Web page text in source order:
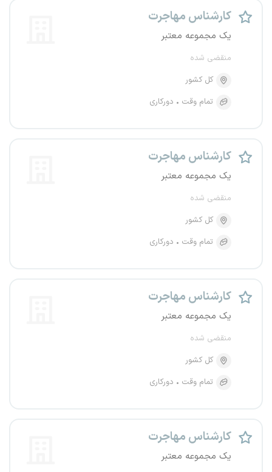
کارشناس مهاجرت
یک مجموعه معتبر
منقضی شده
کل کشور
تمام وقت
دورکاری
کارشناس مهاجرت
یک مجموعه معتبر
منقضی شده
کل کشور
تمام وقت
دورکاری
کارشناس مهاجرت
یک مجموعه معتبر
منقضی شده
کل کشور
تمام وقت
دورکاری
کارشناس مهاجرت
یک مجموعه معتبر